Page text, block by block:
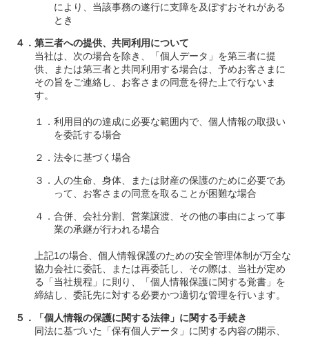
により、当該事務の遂行に支障を及ぼすおそれがある
とき
４．第三者への提供、共同利用について
当社は、次の場合を除き、「個人データ」を第三者に提
供、または第三者と共同利用する場合は、予めお客さまに
その旨をご連絡し、お客さまの同意を得た上で行ないま
す。
１．利用目的の達成に必要な範囲内で、個人情報の取扱い
を委託する場合
２．法令に基づく場合
３．人の生命、身体、または財産の保護のために必要であ
って、お客さまの同意を取ることが困難な場合
４．合併、会社分割、営業譲渡、その他の事由によって事
業の承継が行われる場合
上記1の場合、個人情報保護のための安全管理体制が万全な
協力会社に委託、または再委託し、その際は、当社が定め
る「当社規程」に則り、「個人情報保護に関する覚書」を
締結し、委託先に対する必要かつ適切な管理を行います。
５．「個人情報の保護に関する法律」に関する手続き
同法に基づいた「保有個人データ」に関する内容の開示、